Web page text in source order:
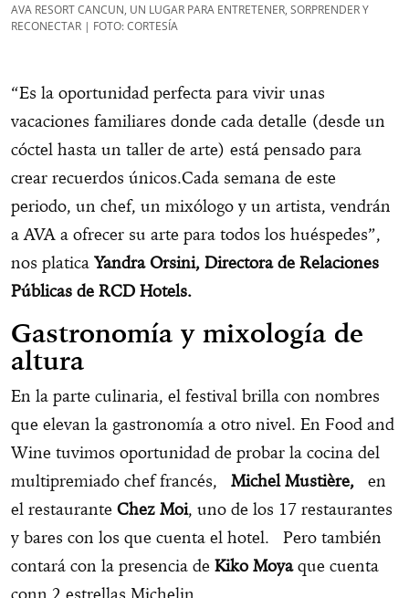
AVA RESORT CANCUN, UN LUGAR PARA ENTRETENER, SORPRENDER Y
RECONECTAR | FOTO: CORTESÍA
“Es la oportunidad perfecta para vivir unas
vacaciones familiares donde cada detalle (desde un
cóctel hasta un taller de arte) está pensado para
crear recuerdos únicos.Cada semana de este
periodo, un chef, un mixólogo y un artista, vendrán
a AVA a ofrecer su arte para todos los huéspedes”,
nos platica Yandra Orsini, Directora de Relaciones
Públicas de RCD Hotels.
Gastronomía y mixología de
altura
En la parte culinaria, el festival brilla con nombres
que elevan la gastronomía a otro nivel. En Food and
Wine tuvimos oportunidad de probar la cocina del
multipremiado chef francés, Michel Mustière, en
el restaurante Chez Moi, uno de los 17 restaurantes
y bares con los que cuenta el hotel. Pero también
contará con la presencia de Kiko Moyaque cuenta
conn 2 estrellas Michelin.